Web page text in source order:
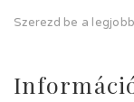
Szerezd be a